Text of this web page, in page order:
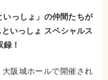
いっしょ」の仲間たちが
いっしょ スペシャルス
！
阪城ホールで開催され